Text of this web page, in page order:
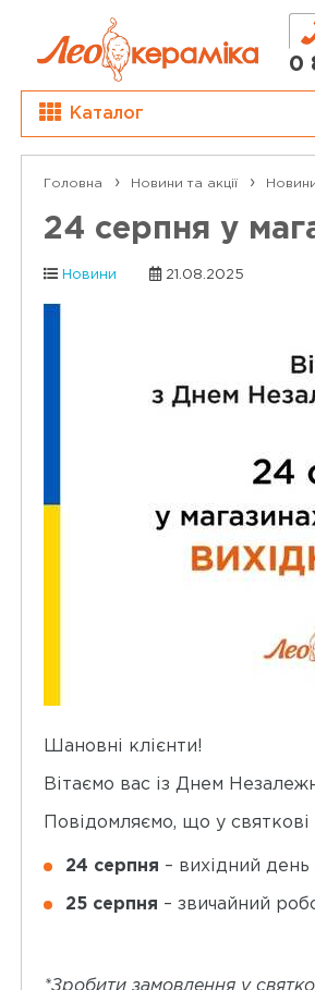
0
Каталог
Головна Новини та акції
24 серпня у
Новини 21.08.2025
Шановні клієнти!
Вітаємо вас із Днем
Повідомляємо, що у святкові
24 серпня – вихідний день
25 серпня – звичайний
*Зробити замовлення у